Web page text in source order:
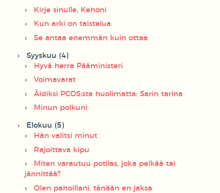
Kirje sinulle, Kehoni
Kun arki on taistelua
Se antaa enemmän kuin ottaa
Syyskuu (4)
Hyvä herra Pääministeri
Voimavarat
Äidiksi PCOS:sta huolimatta: Sarin tarina
Minun polkuni
Elokuu (5)
Hän valitsi minut
Rajoittava kipu
Miten varautuu potilas, joka pelkää tai
jännittää?
Olen pahoillani, tänään en jaksa